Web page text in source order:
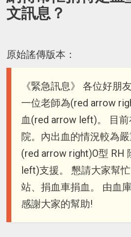
文訊息？
原始謠傳版本：
《緊急訊息》 各位好朋
一位老師為(red arrow
血(red arrow left)。 目
院。內出血的情況較為
(red arrow right)O型 RH
left)支援。 懇請大家幫
站、捐血車捐血。 由血
感謝大家的幫助!